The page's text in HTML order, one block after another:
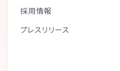
採用情報
プレスリリース